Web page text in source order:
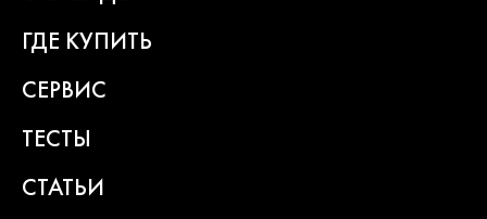
ГДЕ КУПИТЬ
СЕРВИС
ТЕСТЫ
СТАТЬИ